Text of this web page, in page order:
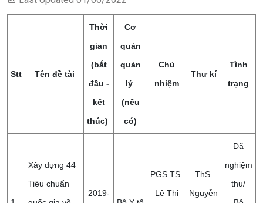
Stt Tên đề tài
Thời
gian
(bắt
đầu -
kết
thúc)
Cơ
quản
quản
lý
(nếu
có)
Chủ
nhiệm
Thư kí
Tình
trạng
Xây dựng 44
Tiêu chuẩn
2019-
PGS.TS.
Lê Thị
ThS.
Nguyễn
Đã
nghiệm
thu/